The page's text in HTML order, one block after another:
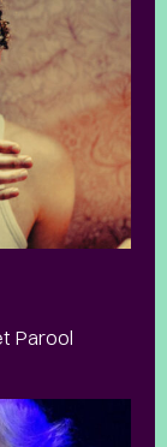
Parool